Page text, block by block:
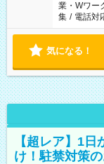
業・Wワー
集 / 電話対
気になる！
【超レア】1
け！駐禁対策